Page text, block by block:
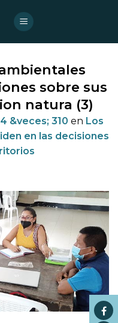
sobre sus
natura (3)
&veces; 310 en Los
en las decisiones